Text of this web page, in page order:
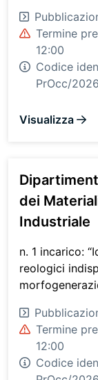
Termine
12:00
Codice
PrOcc/
Visualizza
dei
Industriale
n. 1 incarico:
reologici
Termine
12:00
Codice